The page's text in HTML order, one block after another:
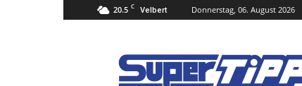
20.5 C Velbert Donnerstag, 06. August 2026
Tipp
Online